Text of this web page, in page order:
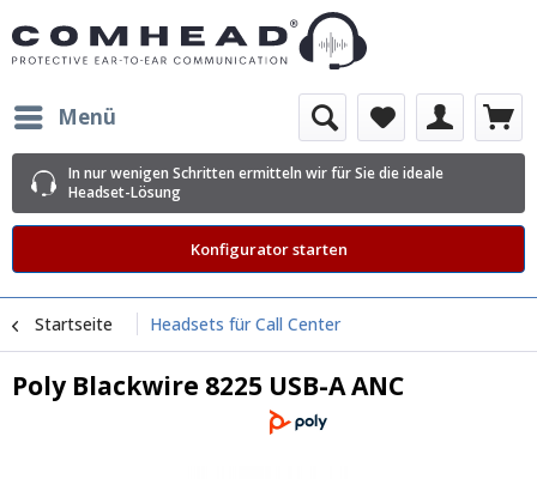
Menü
In nur wenigen Schritten ermitteln wir für Sie die ideale
Headset-Lösung
Konfigurator starten
Startseite Headsets für Call Center
Poly Blackwire 8225 USB-A ANC